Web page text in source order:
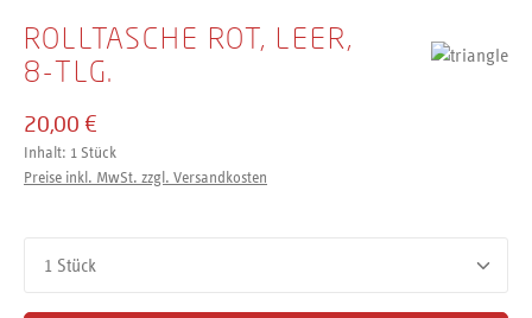
ROLLTASCHE ROT, LEER,
8-TLG.
20,00 €
Inhalt: 1 Stück
Preise inkl. MwSt. zzgl. Versandkosten